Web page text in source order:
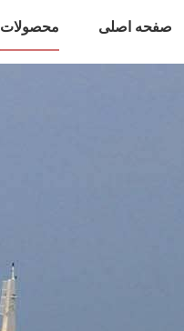
صفحه اصلی محصولات